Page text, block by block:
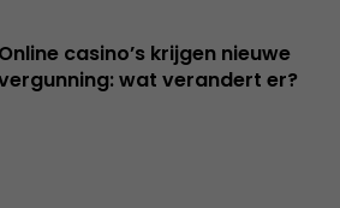
Online casino’s krijgen nieuwe
wat verandert er?